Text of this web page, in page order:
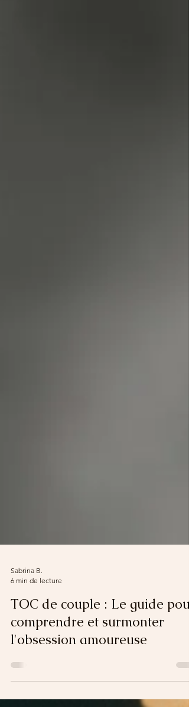
Sabrina B.
6 min de lecture
comprendre et surmonter
l'obsession amoureuse